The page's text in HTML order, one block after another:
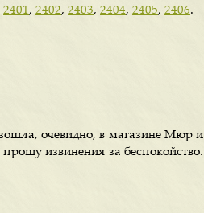
2401, 2402, 2403, 2404, 2405, 2406.
очевидно, в магазине Мюр и
извинения за беспокойство.